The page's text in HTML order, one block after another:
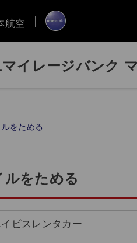
イレージバンク
をためる
ルをためる